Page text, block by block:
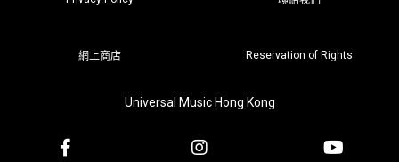
網上商店 Reservation of Rights
Universal Music Hong Kong